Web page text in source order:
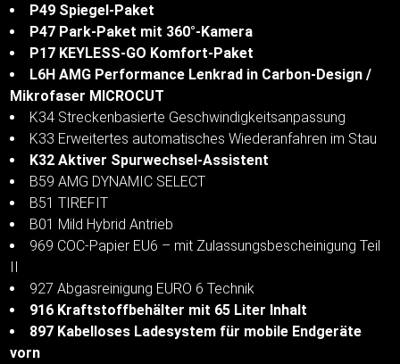
P49 Spiegel-Paket
P47 Park-Paket mit 360°-Kamera
P17 KEYLESS-GO Komfort-Paket
L6H AMG Performance Lenkrad in Carbon-Design /
Mikrofaser MICROCUT
K34 Streckenbasierte Geschwindigkeitsanpassung
K33 Erweitertes automatisches Wiederanfahren im Stau
K32 Aktiver Spurwechsel-Assistent
B59 AMG DYNAMIC SELECT
B51 TIREFIT
B01 Mild Hybrid Antrieb
969 COC-Papier EU6 – mit Zulassungsbescheinigung Teil
II
927 Abgasreinigung EURO 6 Technik
916 Kraftstoffbehälter mit 65 Liter Inhalt
897 Kabelloses Ladesystem für mobile Endgeräte
vorn